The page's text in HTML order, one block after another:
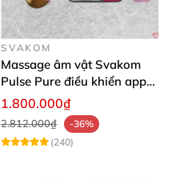
SVAKOM
Massage âm vật Svakom
Pulse Pure điều khiển app
công nghệ sóng âm cao cấp
1.800.000₫
2.812.000₫
-36%
(240)